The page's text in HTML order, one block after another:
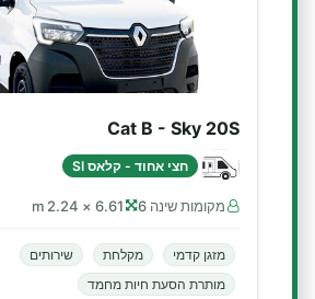
Cat B - Sky 20S
חצי אחוד - קלאס SI
מקומות שינה 6 6.61 × 2.24 m
מזגן קדמי מקלחת
שירותים
מותרת הסעת חיות מחמד